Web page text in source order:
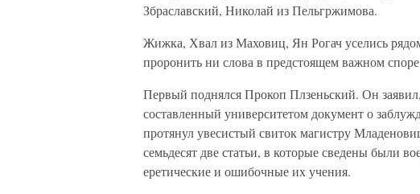
Збраславский, Николай из Пельгржимова.
Жижка, Хвал из Маховиц, Ян Рогач уселись
проронить ни слова в предстоящем важном
Первый поднялся Прокоп Плзеньский. Он
составленный университетом документ о
протянул увесистый свиток магистру
семьдесят две статьи, в которые сведены были
еретические и ошибочные их учения.